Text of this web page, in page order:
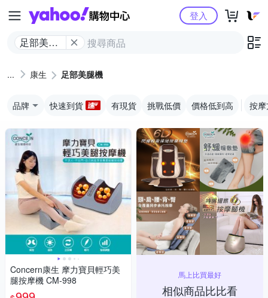
Yahoo購物中心
足部美腿
登入
康生 足部美腿機
品牌 快速到貨 有現貨 挑戰低價 價格低到高 按
Concern康生 摩力寶貝輕巧美
腿按摩機 CM-998
馬上比買最好
相似商品比比看